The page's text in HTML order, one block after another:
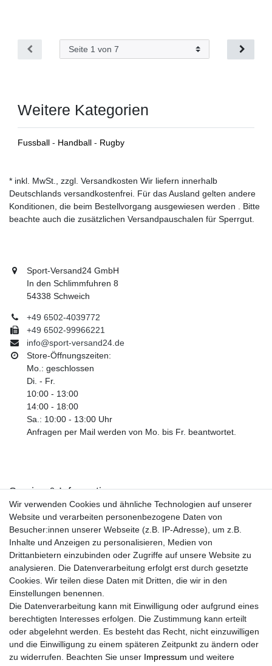
Weitere Kategorien
Fussball - Handball - Rugby
* inkl. MwSt., zzgl. Versandkosten Wir liefern innerhalb
Deutschlands versandkostenfrei. Für das Ausland gelten andere
Konditionen, die beim Bestellvorgang ausgewiesen werden . Bitte
beachte auch die zusätzlichen Versandpauschalen für Sperrgut.
Sport-Versand24 GmbH
In den Schlimmfuhren 8
54338 Schweich
+49 6502-4039772
+49 6502-99966221
info@sport-versand24.de
Store-Öffnungszeiten:
Mo.: geschlossen
Di. - Fr.
10:00 - 13:00
14:00 - 18:00
Sa.: 10:00 - 13:00 Uhr
Anfragen per Mail werden von Mo. bis Fr. beantwortet.
Service & Informationen
Kontakt
Retouren
Widerrufsrecht
Widerrufs­formular
Impressum
Daten­schutz­erklärung
AGB
Größentabelle
Kataloge
Barrierefreiheitserklärung
Sicherheitsinformationen
Wir verwenden Cookies und ähnliche Technologien auf unserer
Website und verarbeiten personenbezogene Daten von
Besucher:innen unserer Webseite (z.B. IP-Adresse), um z.B.
Inhalte und Anzeigen zu personalisieren, Medien von
Drittanbietern einzubinden oder Zugriffe auf unsere Website zu
analysieren. Die Datenverarbeitung erfolgt erst durch gesetzte
Cookies. Wir teilen diese Daten mit Dritten, die wir in den
Einstellungen benennen.
Die Datenverarbeitung kann mit Einwilligung oder aufgrund eines
berechtigten Interesses erfolgen. Die Zustimmung kann erteilt
oder abgelehnt werden. Es besteht das Recht, nicht einzuwilligen
und die Einwilligung zu einem späteren Zeitpunkt zu ändern oder
zu widerrufen. Beachten Sie unser Impressum und weitere